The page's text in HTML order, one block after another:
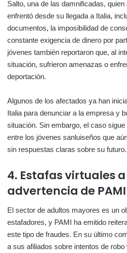
Salto, una de las damnificadas,
enfrentó desde su llegada a Italia,
documentos, la imposibilidad de
constante exigencia de dinero por
jóvenes también reportaron que, al
situación, sufrieron amenazas o
deportación.
Algunos de los afectados ya han
Italia para denunciar a la empresa y
situación. Sin embargo, el caso
entre los jóvenes sanluiseños que
sin respuestas claras sobre su futuro.
4. Estafas virtuales
advertencia de PAMI
El sector de adultos mayores es un
estafadores, y PAMI ha emitido
este tipo de fraudes. En su último
a sus afiliados sobre intentos de